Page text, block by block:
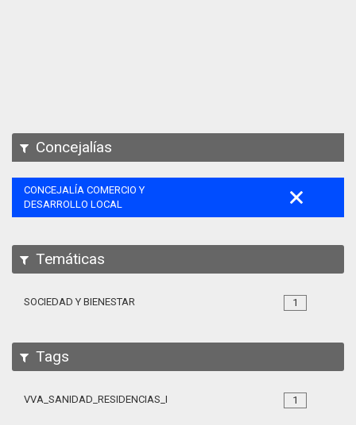
Concejalías
CONCEJALÍA COMERCIO Y
DESARROLLO LOCAL
Temáticas
1
SOCIEDAD Y BIENESTAR
Tags
1
VVA_SANIDAD_RESIDENCIAS_MAYORES_105